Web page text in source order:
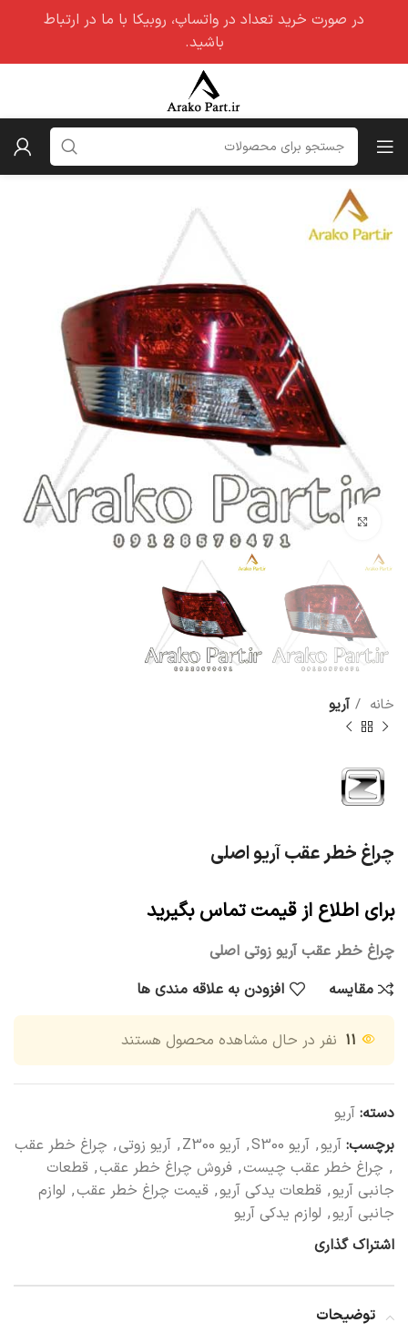
برای بزرگنمایی کلیک کنید
خانه آریو
چراغ خطر عقب آریو اصلی
برای اطلاع از قیمت تماس بگیرید
چراغ خطر عقب آریو زوتی اصلی
مقایسه
افزودن به علاقه مندی ها
۱۱ نفر در حال مشاهده محصول هستند
دسته: آریو
برچسب: آریو, آریو S300 , آریو Z300 , آریو زوتی, چراغ خطر عقب
, چراغ خطر عقب چیست, فروش چراغ خطر عقب, قطعات
جانبی آریو, قطعات یدکی آریو, قیمت چراغ خطر عقب, لوازم
جانبی آریو, لوازم یدکی آریو
اشتراک گذاری
توضیحات
در صورت خرید تعداد در واتساپ، روبیکا با ما در ارتباط
باشید.